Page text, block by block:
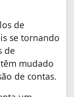
de
se tornando
de
mudado
de contas.